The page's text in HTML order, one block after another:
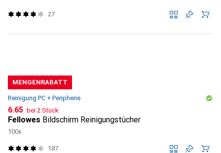
27
MENGENRABATT
Reinigung PC + Peripherie
CHF
6.65 bei 2 Stück
Fellowes Bildschirm Reinigungstücher
100x
187